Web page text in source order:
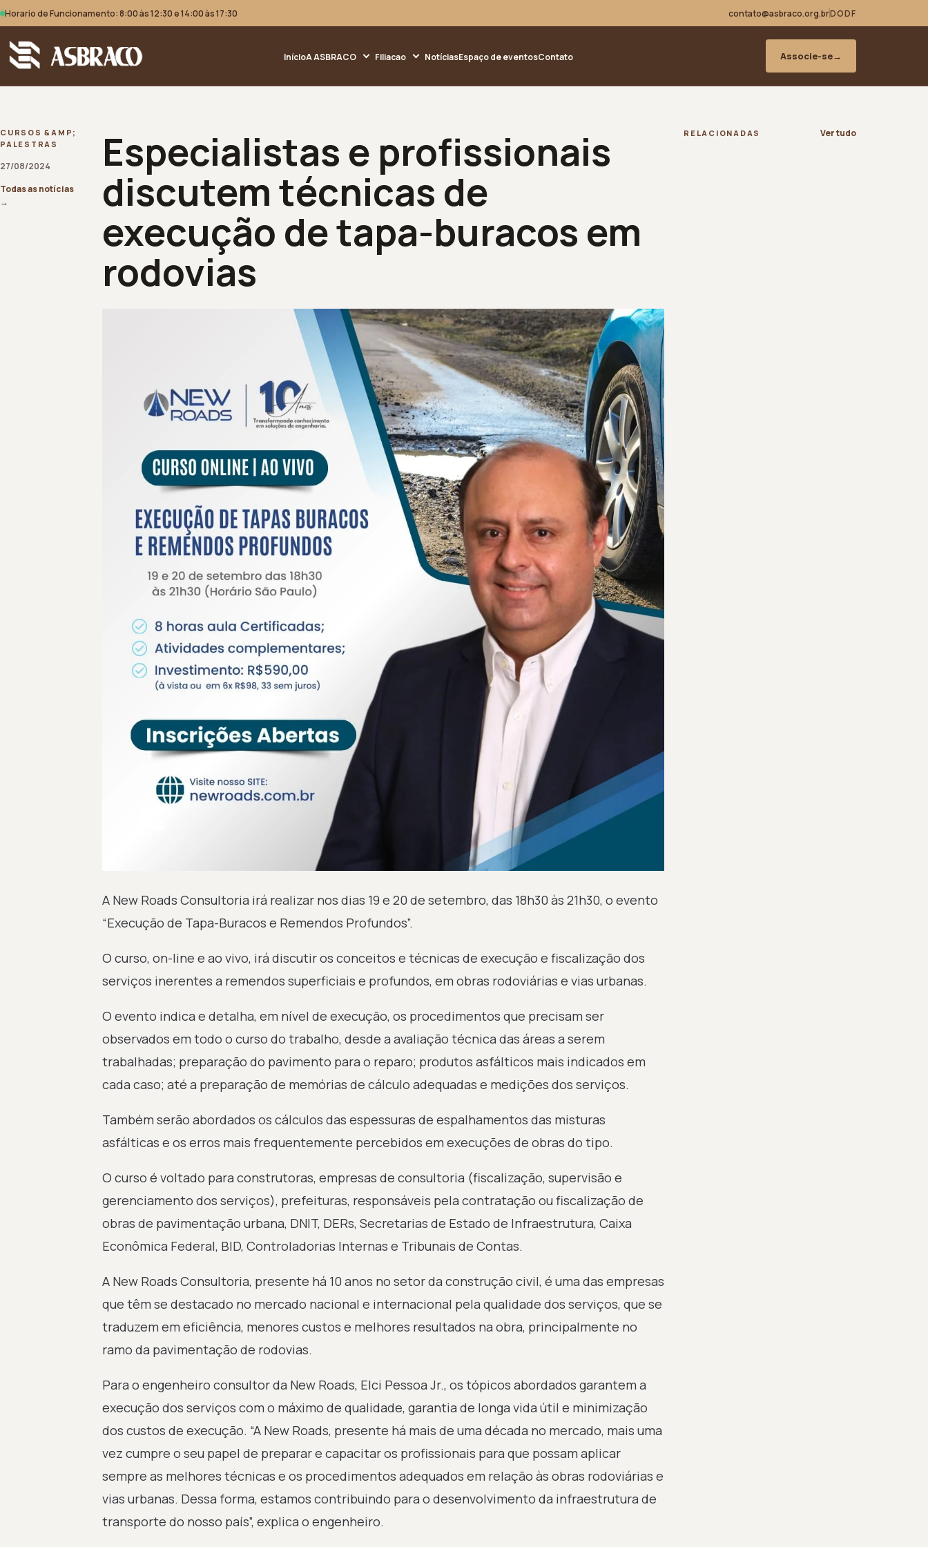
Horario de Funcionamento: 8:00 às 12:30 e 14:00 às 17:30 contato@asbraco.org.brDODF
InícioA ASBRACO Filiacao NotíciasEspaço de eventosContato Associe-se→
CURSOS &AMP;
PALESTRAS
27/08/2024
Todas as notícias
→
Especialistas e profissionais
discutem técnicas de
execução de tapa-buracos em
rodovias
A New Roads Consultoria irá realizar nos dias 19 e 20 de setembro, das 18h30 às 21h30, o evento
“Execução de Tapa-Buracos e Remendos Profundos”.
O curso, on-line e ao vivo, irá discutir os conceitos e técnicas de execução e fiscalização dos
serviços inerentes a remendos superficiais e profundos, em obras rodoviárias e vias urbanas.
O evento indica e detalha, em nível de execução, os procedimentos que precisam ser
observados em todo o curso do trabalho, desde a avaliação técnica das áreas a serem
trabalhadas; preparação do pavimento para o reparo; produtos asfálticos mais indicados em
cada caso; até a preparação de memórias de cálculo adequadas e medições dos serviços.
Também serão abordados os cálculos das espessuras de espalhamentos das misturas
asfálticas e os erros mais frequentemente percebidos em execuções de obras do tipo.
O curso é voltado para construtoras, empresas de consultoria (fiscalização, supervisão e
gerenciamento dos serviços), prefeituras, responsáveis pela contratação ou fiscalização de
obras de pavimentação urbana, DNIT, DERs, Secretarias de Estado de Infraestrutura, Caixa
Econômica Federal, BID, Controladorias Internas e Tribunais de Contas.
A New Roads Consultoria, presente há 10 anos no setor da construção civil, é uma das empresas
que têm se destacado no mercado nacional e internacional pela qualidade dos serviços, que se
traduzem em eficiência, menores custos e melhores resultados na obra, principalmente no
ramo da pavimentação de rodovias.
Para o engenheiro consultor da New Roads, Elci Pessoa Jr., os tópicos abordados garantem a
execução dos serviços com o máximo de qualidade, garantia de longa vida útil e minimização
dos custos de execução. “A New Roads, presente há mais de uma década no mercado, mais uma
vez cumpre o seu papel de preparar e capacitar os profissionais para que possam aplicar
sempre as melhores técnicas e os procedimentos adequados em relação às obras rodoviárias e
vias urbanas. Dessa forma, estamos contribuindo para o desenvolvimento da infraestrutura de
transporte do nosso país”, explica o engenheiro.
RELACIONADAS Ver tudo